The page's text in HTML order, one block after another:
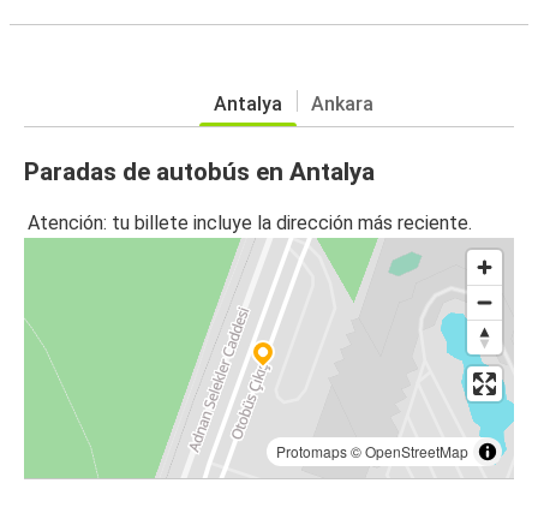
Antalya Ankara
Paradas de autobús en Antalya
Atención: tu billete incluye la dirección más reciente.
Protomaps©OpenStreetMap